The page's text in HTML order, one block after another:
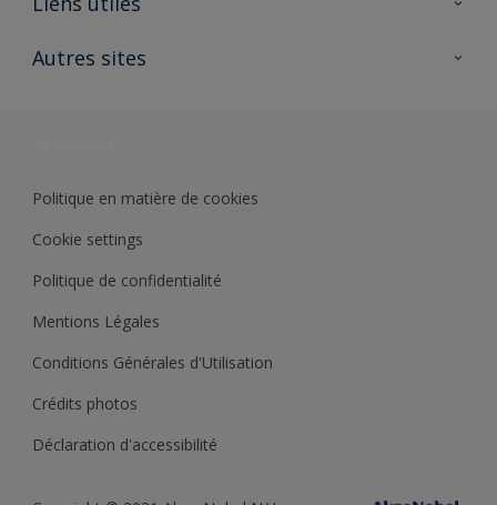
Ouvrir un magasin PASS
Autres sites
Politique en matière de cookies
Cookie settings
Politique de confidentialité
Mentions Légales
Conditions Générales d'Utilisation
Crédits photos
Déclaration d'accessibilité